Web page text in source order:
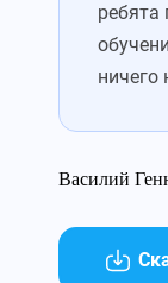
ребята
ничего
Василий